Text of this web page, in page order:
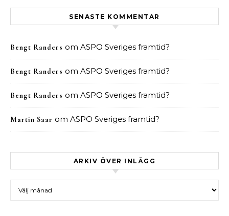
SENASTE KOMMENTAR
Bengt Randers om ASPO Sveriges framtid?
Bengt Randers om ASPO Sveriges framtid?
Bengt Randers om ASPO Sveriges framtid?
Martin Saar om ASPO Sveriges framtid?
ARKIV ÖVER INLÄGG